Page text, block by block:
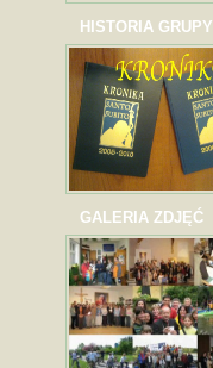
HISTORIA GRUPY
GALERIA ZDJĘĆ